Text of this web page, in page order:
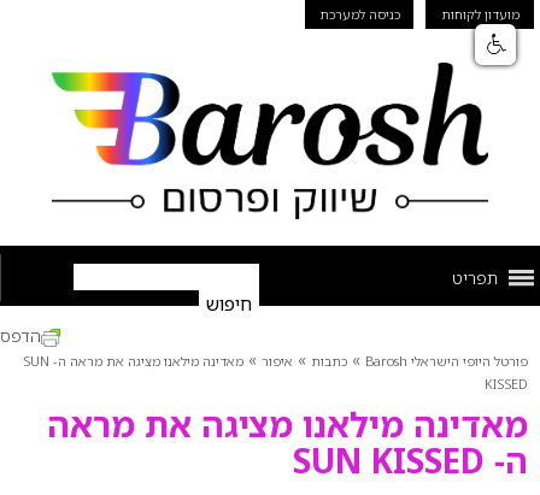
מועדון לקוחות כניסה למערכת
תפריט
פורטל היופי הישראלי Barosh » כתבות » איפור »
מאדינה מילאנו מציגה את מראה ה- SUN
KISSED
מאדינה מילאנו מציגה את מראה
ה- SUN KISSED
הדפס